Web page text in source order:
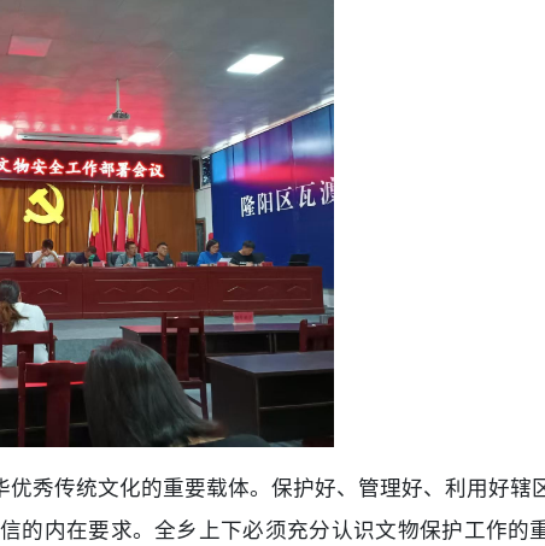
秀传统文化的重要载体。保护好、管理好、利用好辖
的内在要求。全乡上下必须充分认识文物保护工作的